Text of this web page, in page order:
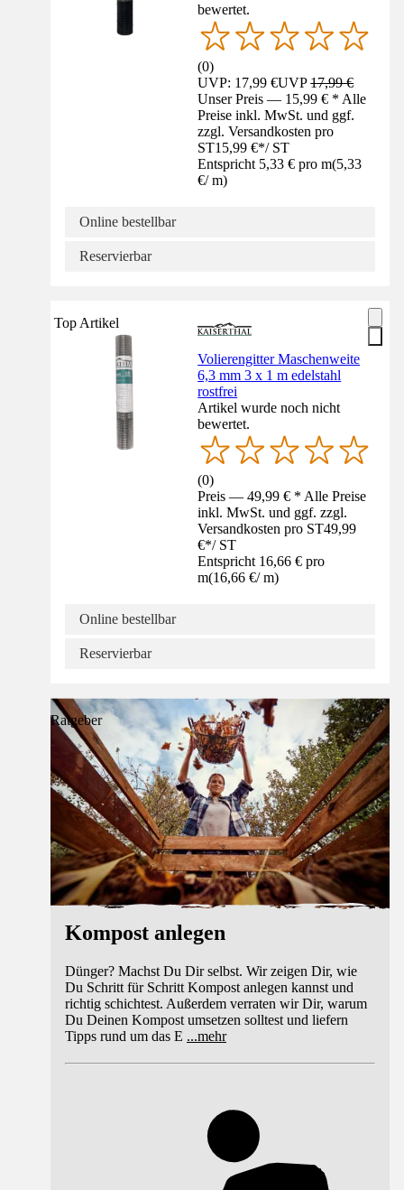
bewertet.
(0)
UVP: 17,99 €UVP17,99 €
Unser Preis — 15,99 € * Alle
Preise inkl. MwSt. und ggf.
zzgl. Versandkosten pro
ST15,99 €*/ ST
Entspricht 5,33 € pro m(5,33
€/ m)
Online bestellbar
Reservierbar
Top Artikel
Volierengitter Maschenweite
6,3 mm 3 x 1 m edelstahl
rostfrei
Artikel wurde noch nicht
bewertet.
(0)
Preis — 49,99 € * Alle Preise
inkl. MwSt. und ggf. zzgl.
Versandkosten pro ST49,99
€*/ ST
Entspricht 16,66 € pro
m(16,66 €/ m)
Online bestellbar
Reservierbar
Ratgeber
Kompost anlegen
Dünger? Machst Du Dir selbst. Wir zeigen Dir, wie
Du Schritt für Schritt Kompost anlegen kannst und
richtig schichtest. Außerdem verraten wir Dir, warum
Du Deinen Kompost umsetzen solltest und liefern
Tipps rund um das E ...mehr